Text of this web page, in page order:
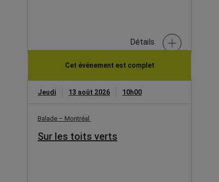
Détails
Cet événement est complet
Jeudi 13 août 2026 10h00
Balade – Montréal
Sur les toits verts